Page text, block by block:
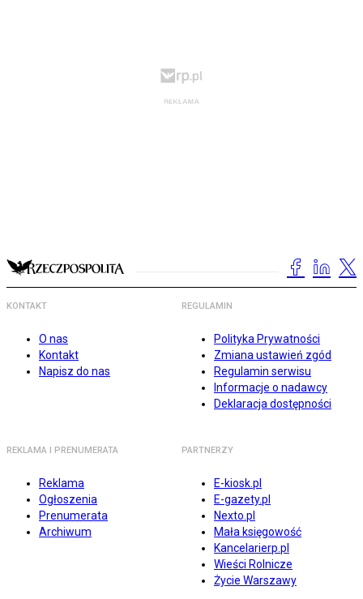
KONTAKT
O nas
Kontakt
Napisz do nas
REGULAMIN
Polityka Prywatności
Zmiana ustawień zgód
Regulamin serwisu
Informacje o nadawcy
Deklaracja dostępności
REKLAMA I PRENUMERATA
Reklama
Ogłoszenia
Prenumerata
Archiwum
PARTNERZY
E-kiosk.pl
E-gazety.pl
Nexto.pl
Mała księgowość
Kancelarierp.pl
Wieści Rolnicze
Życie Warszawy